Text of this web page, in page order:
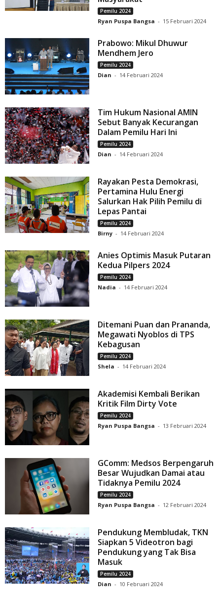
Pemilu 2024
Ryan Puspa Bangsa - 15 Februari 2024
Prabowo: Mikul Dhuwur
Mendhem Jero
Pemilu 2024
Dian - 14 Februari 2024
Tim Hukum Nasional AMIN
Sebut Banyak Kecurangan
Dalam Pemilu Hari Ini
Pemilu 2024
Dian - 14 Februari 2024
Rayakan Pesta Demokrasi,
Pertamina Hulu Energi
Salurkan Hak Pilih Pemilu di
Lepas Pantai
Pemilu 2024
Birny - 14 Februari 2024
Anies Optimis Masuk Putaran
Kedua Pilpers 2024
Pemilu 2024
Nadia - 14 Februari 2024
Ditemani Puan dan Prananda,
Megawati Nyoblos di TPS
Kebagusan
Pemilu 2024
Shela - 14 Februari 2024
Akademisi Kembali Berikan
Kritik Film Dirty Vote
Pemilu 2024
Ryan Puspa Bangsa - 13 Februari 2024
GComm: Medsos Berpengaruh
Besar Wujudkan Damai atau
Tidaknya Pemilu 2024
Pemilu 2024
Ryan Puspa Bangsa - 12 Februari 2024
Pendukung Membludak, TKN
Siapkan 5 Videotron bagi
Pendukung yang Tak Bisa
Masuk
Pemilu 2024
Dian - 10 Februari 2024